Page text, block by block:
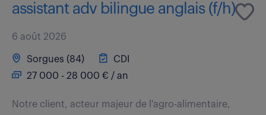
assistant adv bilingue anglais (f/h)
6 août 2026
Sorgues (84)
CDI
27 000 - 28 000 € / an
Notre client, acteur majeur de l'agro-alimentaire,